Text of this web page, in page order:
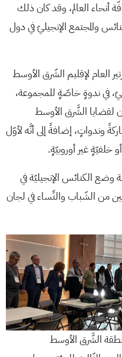
أنحاء العالم، وقد كان ذلك
والمجتمع الإنجيليّ في دول
العام لإقليم الشّرق الأوسط
في ندوةٍ خاصّةٍ للمجموعة،
لقضايا الشَّرق الأوسط
وندواتٍ، إضافةً إلى أنَّه لأوّل
غير أوروبيّةٍ.
الكنائس الإنجيليّة في
من الشّباب والنِّساء في لجان
الشَّرق الأوسط